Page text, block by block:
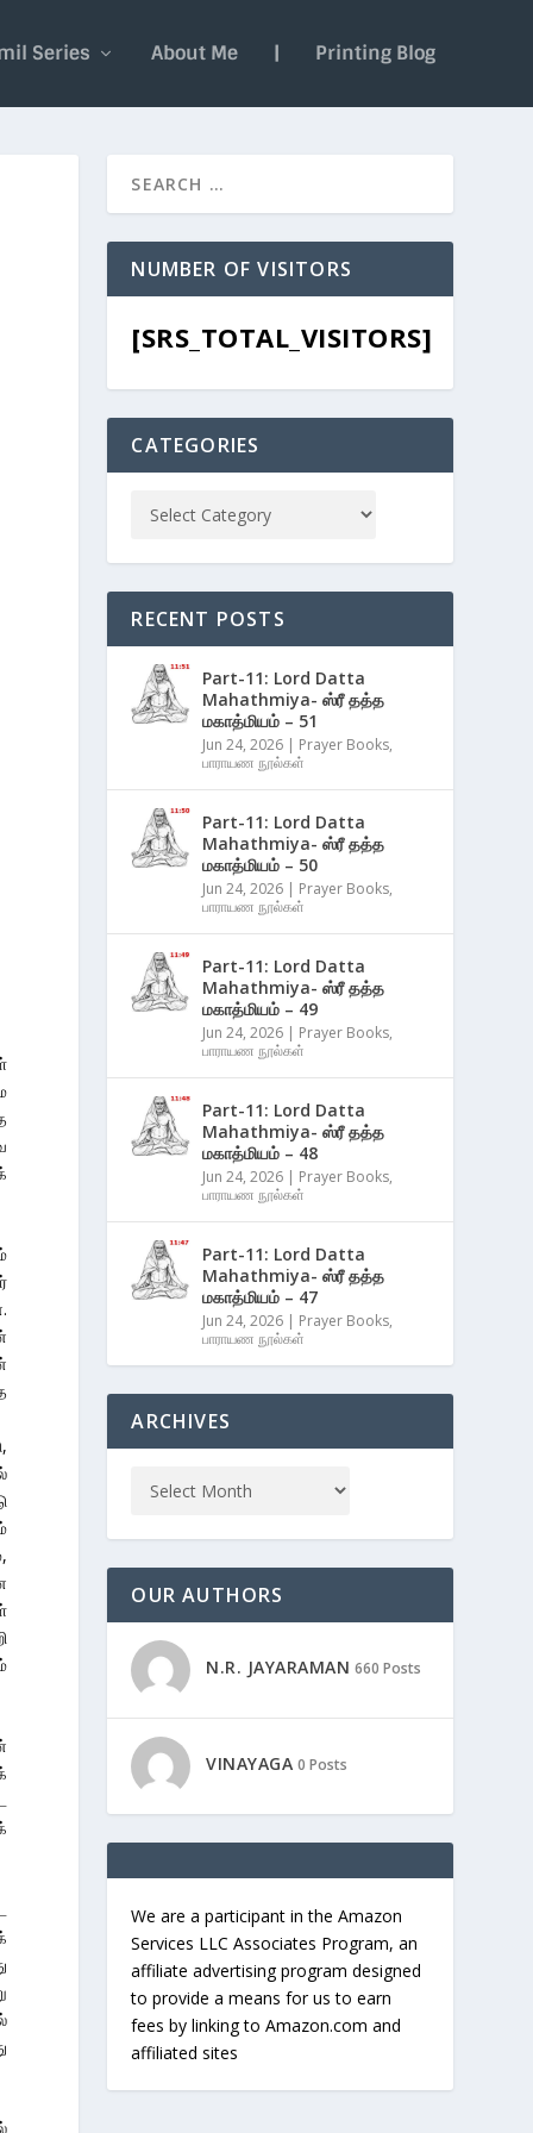
Series About Me | Printing Blog
NUMBER OF VISITORS
[SRS_TOTAL_VISITORS]
CATEGORIES
RECENT POSTS
Part-11: Lord Datta
Mahathmiya- ஸ்ரீ தத்த
மகாத்மியம் – 51
Jun 24, 2026 | Prayer Books,
பாராயண நூல்கள்
Part-11: Lord Datta
Mahathmiya- ஸ்ரீ தத்த
மகாத்மியம் – 50
Jun 24, 2026 | Prayer Books,
பாராயண நூல்கள்
Part-11: Lord Datta
Mahathmiya- ஸ்ரீ தத்த
மகாத்மியம் – 49
Jun 24, 2026 | Prayer Books,
பாராயண நூல்கள்
Part-11: Lord Datta
Mahathmiya- ஸ்ரீ தத்த
மகாத்மியம் – 48
Jun 24, 2026 | Prayer Books,
பாராயண நூல்கள்
Part-11: Lord Datta
Mahathmiya- ஸ்ரீ தத்த
மகாத்மியம் – 47
Jun 24, 2026 | Prayer Books,
பாராயண நூல்கள்
ARCHIVES
OUR AUTHORS
N.R. JAYARAMAN 660 Posts
VINAYAGA 0 Posts
We are a participant in the Amazon
Services LLC Associates Program, an
affiliate advertising program designed
to provide a means for us to earn
fees by linking to Amazon.com and
affiliated sites